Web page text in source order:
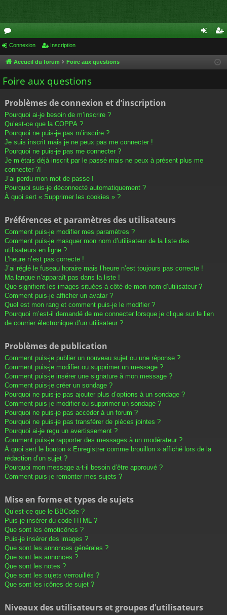
or
u
m
cri
Connexion Inscription
Accueil du forum Foire aux questions
Foire aux questions
Problèmes de connexion et d’inscription
Pourquoi ai-je besoin de m’inscrire ?
Qu’est-ce que la COPPA ?
Pourquoi ne puis-je pas m’inscrire ?
Je suis inscrit mais je ne peux pas me connecter !
Pourquoi ne puis-je pas me connecter ?
Je m’étais déjà inscrit par le passé mais ne peux à présent plus me
connecter ?!
J’ai perdu mon mot de passe !
Pourquoi suis-je déconnecté automatiquement ?
À quoi sert « Supprimer les cookies » ?
Préférences et paramètres des utilisateurs
Comment puis-je modifier mes paramètres ?
Comment puis-je masquer mon nom d’utilisateur de la liste des
utilisateurs en ligne ?
L’heure n’est pas correcte !
J’ai réglé le fuseau horaire mais l’heure n’est toujours pas correcte !
Ma langue n’apparaît pas dans la liste !
Que signifient les images situées à côté de mon nom d’utilisateur ?
Comment puis-je afficher un avatar ?
Quel est mon rang et comment puis-je le modifier ?
Pourquoi m’est-il demandé de me connecter lorsque je clique sur le lien
de courrier électronique d’un utilisateur ?
Problèmes de publication
Comment puis-je publier un nouveau sujet ou une réponse ?
Comment puis-je modifier ou supprimer un message ?
Comment puis-je insérer une signature à mon message ?
Comment puis-je créer un sondage ?
Pourquoi ne puis-je pas ajouter plus d’options à un sondage ?
Comment puis-je modifier ou supprimer un sondage ?
Pourquoi ne puis-je pas accéder à un forum ?
Pourquoi ne puis-je pas transférer de pièces jointes ?
Pourquoi ai-je reçu un avertissement ?
Comment puis-je rapporter des messages à un modérateur ?
À quoi sert le bouton « Enregistrer comme brouillon » affiché lors de la
rédaction d’un sujet ?
Pourquoi mon message a-t-il besoin d’être approuvé ?
Comment puis-je remonter mes sujets ?
Mise en forme et types de sujets
Qu’est-ce que le BBCode ?
Puis-je insérer du code HTML ?
Que sont les émoticônes ?
Puis-je insérer des images ?
Que sont les annonces générales ?
Que sont les annonces ?
Que sont les notes ?
Que sont les sujets verrouillés ?
Que sont les icônes de sujet ?
Niveaux des utilisateurs et groupes d’utilisateurs